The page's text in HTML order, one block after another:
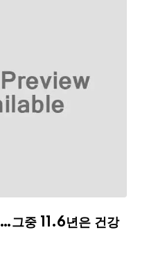
그중 11.6년은 건강